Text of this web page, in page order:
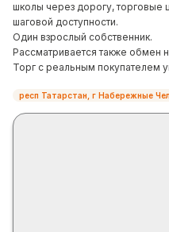
школы через дорогу, торговые
шаговой доступности.
Один взрослый собственник.
Рассматривается также обмен
Торг с реальным покупателем
респ Татарстан, г Набережные